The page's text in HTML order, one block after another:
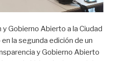
Gobierno Abierto a la Ciudad
la segunda edición de un
y Gobierno Abierto